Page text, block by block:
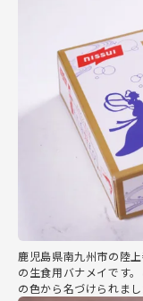
鹿児島県南九州市の陸
の生食用バナメイです
の色から名づけられまし